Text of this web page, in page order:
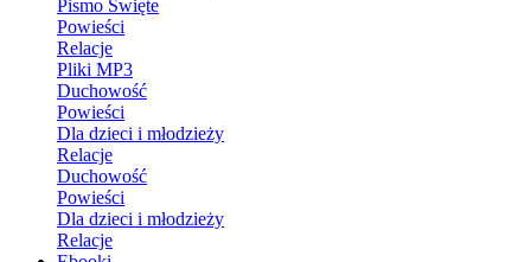
Pismo Święte
Powieści
Relacje
Pliki MP3
Duchowość
Powieści
Dla dzieci i młodzieży
Relacje
Duchowość
Powieści
Dla dzieci i młodzieży
Relacje